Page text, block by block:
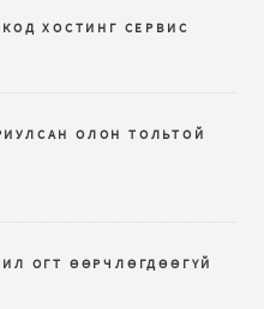
ХОСТИНГ СЕРВИС
ОЛОН ТОЛЬТОЙ
ОГТ ӨӨРЧЛӨГДӨӨГҮЙ